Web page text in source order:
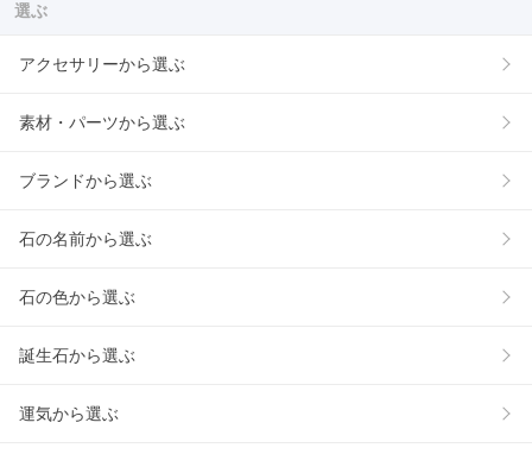
選ぶ
アクセサリーから選ぶ
素材・パーツから選ぶ
ブランドから選ぶ
石の名前から選ぶ
石の色から選ぶ
誕生石から選ぶ
運気から選ぶ